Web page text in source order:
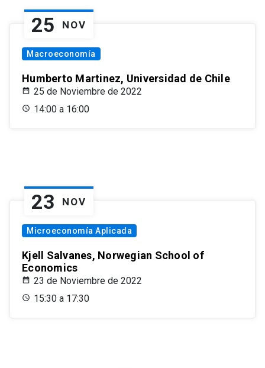
25 NOV
Macroeconomía
Humberto Martinez, Universidad de Chile
25 de Noviembre de 2022
14:00 a 16:00
23 NOV
Microeconomía Aplicada
Kjell Salvanes, Norwegian School of
Economics
23 de Noviembre de 2022
15:30 a 17:30